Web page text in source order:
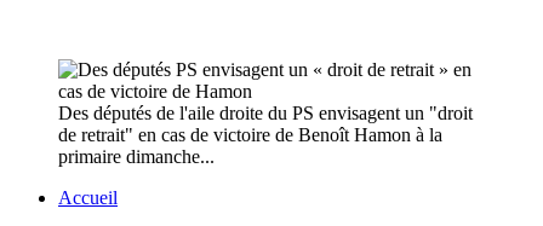
Des députés de l'aile droite du PS envisagent un "droit
de retrait" en cas de victoire de Benoît Hamon à la
primaire dimanche...
Accueil